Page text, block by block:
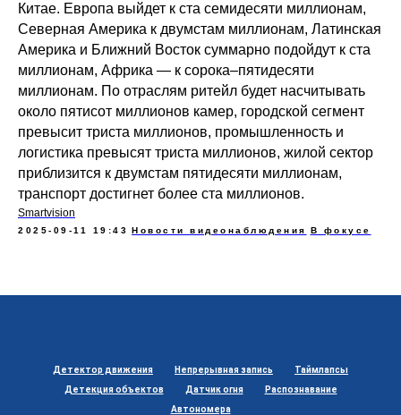
Китае. Европа выйдет к ста семидесяти миллионам,
Северная Америка к двумстам миллионам, Латинская
Америка и Ближний Восток суммарно подойдут к ста
миллионам, Африка — к сорока–пятидесяти
миллионам. По отраслям ритейл будет насчитывать
около пятисот миллионов камер, городской сегмент
превысит триста миллионов, промышленность и
логистика превысят триста миллионов, жилой сектор
приблизится к двумстам пятидесяти миллионам,
транспорт достигнет более ста миллионов.
Smartvision
2025-09-11 19:43 Новости видеонаблюдения В фокусе
Детектор движения Непрерывная запись
Таймлапсы
Детекция объектов
Датчик огня
Распознавание
Автономера